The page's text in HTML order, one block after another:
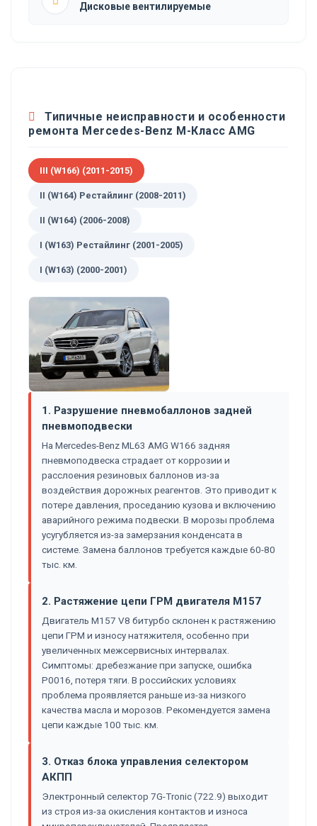
Дисковые вентилируемые
Типичные неисправности и особенности
ремонта Mercedes-Benz M-Класс AMG
III (W166) (2011-2015)
II (W164) Рестайлинг (2008-2011)
II (W164) (2006-2008)
I (W163) Рестайлинг (2001-2005)
I (W163) (2000-2001)
1. Разрушение пневмобаллонов задней
пневмоподвески
На Mercedes-Benz ML63 AMG W166 задняя
пневмоподвеска страдает от коррозии и
расслоения резиновых баллонов из-за
воздействия дорожных реагентов. Это приводит к
потере давления, проседанию кузова и включению
аварийного режима подвески. В морозы проблема
усугубляется из-за замерзания конденсата в
системе. Замена баллонов требуется каждые 60-80
тыс. км.
2. Растяжение цепи ГРМ двигателя M157
Двигатель M157 V8 битурбо склонен к растяжению
цепи ГРМ и износу натяжителя, особенно при
увеличенных межсервисных интервалах.
Симптомы: дребезжание при запуске, ошибка
P0016, потеря тяги. В российских условиях
проблема проявляется раньше из-за низкого
качества масла и морозов. Рекомендуется замена
цепи каждые 100 тыс. км.
3. Отказ блока управления селектором
АКПП
Электронный селектор 7G-Tronic (722.9) выходит
из строя из-за окисления контактов и износа